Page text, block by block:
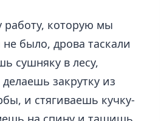
которую мы
было, дрова таскали
сушняку в лесу,
закрутку из
и стягиваешь кучку-